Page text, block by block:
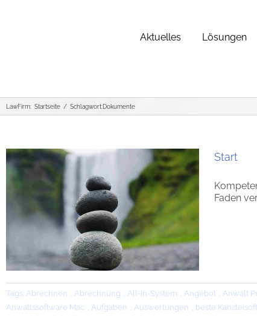
Aktuelles Lösungen
LawFirm: Startseite Schlagwort:Dokumente
Start
Faden
Tags: Abrechnen , Abrechnung , All-In-System , Angebot , Anwalt
Anwaltssoftware Mac , Aufgaben , Auswertungen , beste